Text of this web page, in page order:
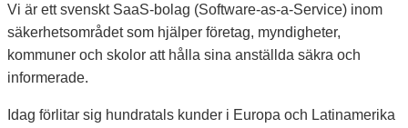
Vi är ett svenskt SaaS-bolag (Software-as-a-Service) inom
säkerhetsområdet som hjälper företag, myndigheter,
kommuner och skolor att hålla sina anställda säkra och
informerade.
Idag förlitar sig hundratals kunder i Europa och Latinamerika